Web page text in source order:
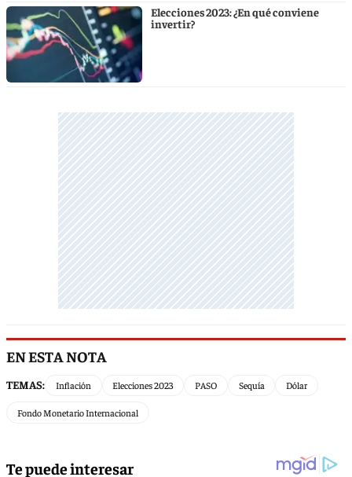
Elecciones 2023: ¿En qué conviene
invertir?
EN ESTA NOTA
TEMAS: Inflación Elecciones 2023 PASO Sequía Dólar
Fondo Monetario Internacional